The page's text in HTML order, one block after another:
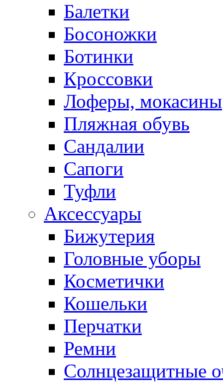
Балетки
Босоножки
Ботинки
Кроссовки
Лоферы, мокасины
Пляжная обувь
Сандалии
Сапоги
Туфли
Аксессуары
Бижутерия
Головные уборы
Косметички
Кошельки
Перчатки
Ремни
Солнцезащитные